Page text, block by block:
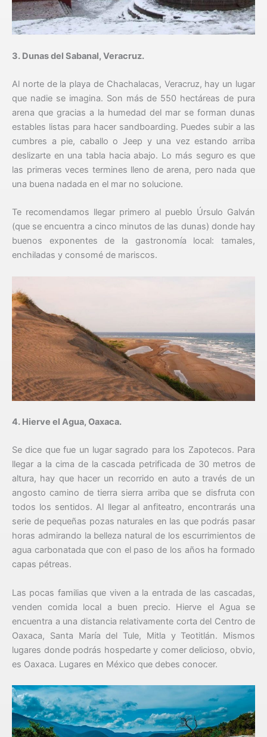
3. Dunas del Sabanal, Veracruz.
Al norte de la playa de Chachalacas, Veracruz, hay un lugar
que nadie se imagina. Son más de 550 hectáreas de pura
arena que gracias a la humedad del mar se forman dunas
estables listas para hacer sandboarding. Puedes subir a las
cumbres a pie, caballo o Jeep y una vez estando arriba
deslizarte en una tabla hacia abajo. Lo más seguro es que
las primeras veces termines lleno de arena, pero nada que
una buena nadada en el mar no solucione.
Te recomendamos llegar primero al pueblo Úrsulo Galván
(que se encuentra a cinco minutos de las dunas) donde hay
buenos exponentes de la gastronomía local: tamales,
enchiladas y consomé de mariscos.
4. Hierve el Agua, Oaxaca.
Se dice que fue un lugar sagrado para los Zapotecos. Para
llegar a la cima de la cascada petrificada de 30 metros de
altura, hay que hacer un recorrido en auto a través de un
angosto camino de tierra sierra arriba que se disfruta con
todos los sentidos. Al llegar al anfiteatro, encontrarás una
serie de pequeñas pozas naturales en las que podrás pasar
horas admirando la belleza natural de los escurrimientos de
agua carbonatada que con el paso de los años ha formado
capas pétreas.
Las pocas familias que viven a la entrada de las cascadas,
venden comida local a buen precio. Hierve el Agua se
encuentra a una distancia relativamente corta del Centro de
Oaxaca, Santa María del Tule, Mitla y Teotitlán. Mismos
lugares donde podrás hospedarte y comer delicioso, obvio,
es Oaxaca. Lugares en México que debes conocer.